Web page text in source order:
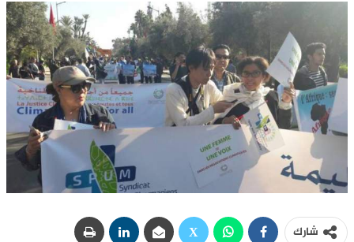
شارك